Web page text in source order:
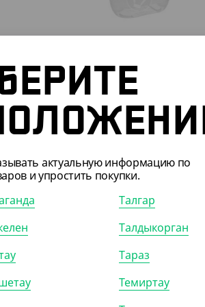
3 348₸
(37.20 /ШТ)
Контейнер СпК-1409, 375 мл,
прозрачный, СтиролПласт
актуальную информацию по
и упростить покупки.
Талгар
Талдыкорган
Тараз
Темиртау